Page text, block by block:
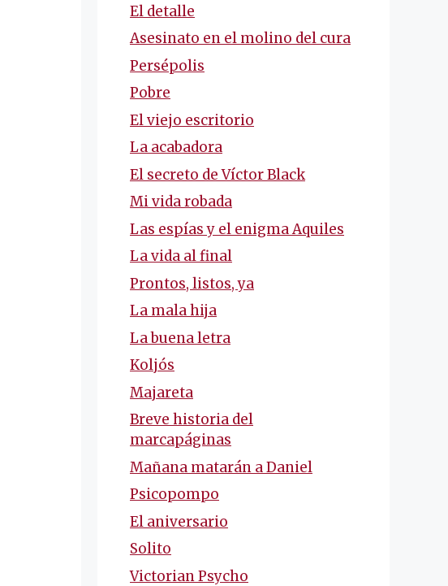
El detalle
Asesinato en el molino del cura
Persépolis
Pobre
El viejo escritorio
La acabadora
El secreto de Víctor Black
Mi vida robada
Las espías y el enigma Aquiles
La vida al final
Prontos, listos, ya
La mala hija
La buena letra
Koljós
Majareta
Breve historia del
marcapáginas
Mañana matarán a Daniel
Psicopompo
El aniversario
Solito
Victorian Psycho